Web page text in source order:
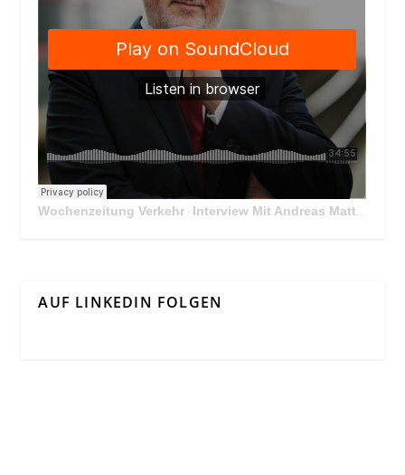
Wochenzeitung Verkehr · Interview Mit Andreas Matthä, CEO der ÖBB Holding
AUF LINKEDIN FOLGEN